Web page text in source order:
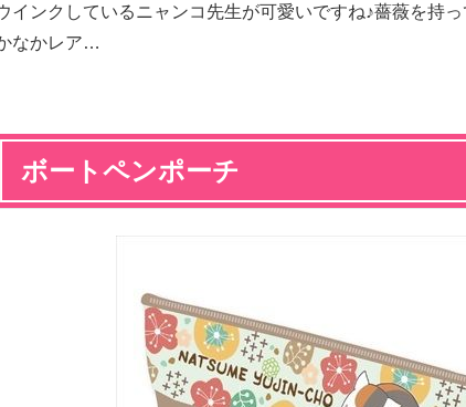
インクしているニャンコ先生が可愛いですね♪薔薇を持
なかレア…
ボートペンポーチ